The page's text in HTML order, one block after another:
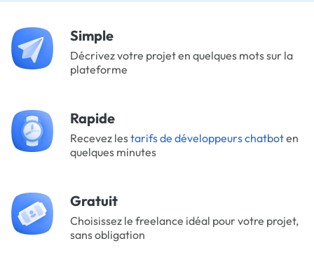
Simple
Décrivez votre projet en quelques mots sur la
plateforme
Rapide
Recevez lestarifs de développeurs chatboten
quelques minutes
Gratuit
Choisissez le freelance idéal pour votre projet,
sans obligation